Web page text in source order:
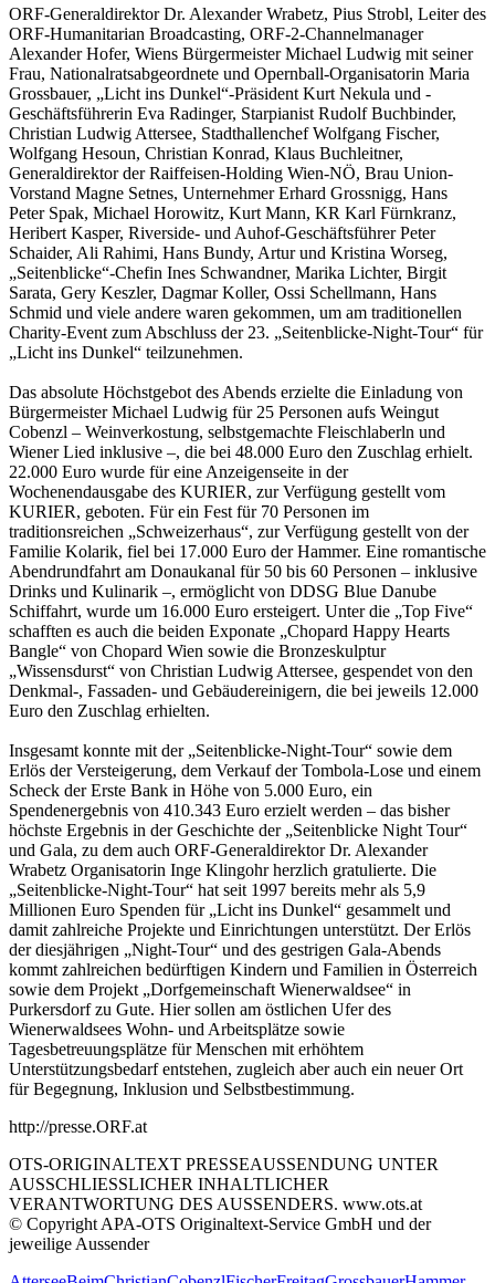
ORF-Generaldirektor Dr. Alexander Wrabetz, Pius Strobl, Leiter des
ORF-Humanitarian Broadcasting, ORF-2-Channelmanager
Alexander Hofer, Wiens Bürgermeister Michael Ludwig mit seiner
Frau, Nationalratsabgeordnete und Opernball-Organisatorin Maria
Grossbauer, „Licht ins Dunkel“-Präsident Kurt Nekula und -
Geschäftsführerin Eva Radinger, Starpianist Rudolf Buchbinder,
Christian Ludwig Attersee, Stadthallenchef Wolfgang Fischer,
Wolfgang Hesoun, Christian Konrad, Klaus Buchleitner,
Generaldirektor der Raiffeisen-Holding Wien-NÖ, Brau Union-
Vorstand Magne Setnes, Unternehmer Erhard Grossnigg, Hans
Peter Spak, Michael Horowitz, Kurt Mann, KR Karl Fürnkranz,
Heribert Kasper, Riverside- und Auhof-Geschäftsführer Peter
Schaider, Ali Rahimi, Hans Bundy, Artur und Kristina Worseg,
„Seitenblicke“-Chefin Ines Schwandner, Marika Lichter, Birgit
Sarata, Gery Keszler, Dagmar Koller, Ossi Schellmann, Hans
Schmid und viele andere waren gekommen, um am traditionellen
Charity-Event zum Abschluss der 23. „Seitenblicke-Night-Tour“ für
„Licht ins Dunkel“ teilzunehmen.
Das absolute Höchstgebot des Abends erzielte die Einladung von
Bürgermeister Michael Ludwig für 25 Personen aufs Weingut
Cobenzl – Weinverkostung, selbstgemachte Fleischlaberln und
Wiener Lied inklusive –, die bei 48.000 Euro den Zuschlag erhielt.
22.000 Euro wurde für eine Anzeigenseite in der
Wochenendausgabe des KURIER, zur Verfügung gestellt vom
KURIER, geboten. Für ein Fest für 70 Personen im
traditionsreichen „Schweizerhaus“, zur Verfügung gestellt von der
Familie Kolarik, fiel bei 17.000 Euro der Hammer. Eine romantische
Abendrundfahrt am Donaukanal für 50 bis 60 Personen – inklusive
Drinks und Kulinarik –, ermöglicht von DDSG Blue Danube
Schiffahrt, wurde um 16.000 Euro ersteigert. Unter die „Top Five“
schafften es auch die beiden Exponate „Chopard Happy Hearts
Bangle“ von Chopard Wien sowie die Bronzeskulptur
„Wissensdurst“ von Christian Ludwig Attersee, gespendet von den
Denkmal-, Fassaden- und Gebäudereinigern, die bei jeweils 12.000
Euro den Zuschlag erhielten.
Insgesamt konnte mit der „Seitenblicke-Night-Tour“ sowie dem
Erlös der Versteigerung, dem Verkauf der Tombola-Lose und einem
Scheck der Erste Bank in Höhe von 5.000 Euro, ein
Spendenergebnis von 410.343 Euro erzielt werden – das bisher
höchste Ergebnis in der Geschichte der „Seitenblicke Night Tour“
und Gala, zu dem auch ORF-Generaldirektor Dr. Alexander
Wrabetz Organisatorin Inge Klingohr herzlich gratulierte. Die
„Seitenblicke-Night-Tour“ hat seit 1997 bereits mehr als 5,9
Millionen Euro Spenden für „Licht ins Dunkel“ gesammelt und
damit zahlreiche Projekte und Einrichtungen unterstützt. Der Erlös
der diesjährigen „Night-Tour“ und des gestrigen Gala-Abends
kommt zahlreichen bedürftigen Kindern und Familien in Österreich
sowie dem Projekt „Dorfgemeinschaft Wienerwaldsee“ in
Purkersdorf zu Gute. Hier sollen am östlichen Ufer des
Wienerwaldsees Wohn- und Arbeitsplätze sowie
Tagesbetreuungsplätze für Menschen mit erhöhtem
Unterstützungsbedarf entstehen, zugleich aber auch ein neuer Ort
für Begegnung, Inklusion und Selbstbestimmung.
http://presse.ORF.at
OTS-ORIGINALTEXT PRESSEAUSSENDUNG UNTER
AUSSCHLIESSLICHER INHALTLICHER
VERANTWORTUNG DES AUSSENDERS. www.ots.at
© Copyright APA-OTS Originaltext-Service GmbH und der
jeweilige Aussender